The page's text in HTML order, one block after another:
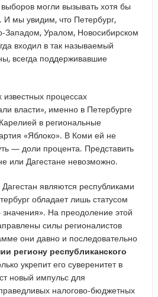
выборов могли вызывать хотя бы
мы увидим, что Петербург,
Западом, Уралом, Новосибирском
входил в так называемый
всегда поддерживавшие
процессах
власти», именно в Петербурге
в региональные
«Яблоко». В Коми ей не
— доли процента. Представить
или Дагестане невозможно.
являются республиками
обладает лишь статусом
На преодоление этой
силы регионалистов
они давно и последовательно
региону республиканского
укрепит его суверенитет в
новый импульс для
налогово-бюджетных